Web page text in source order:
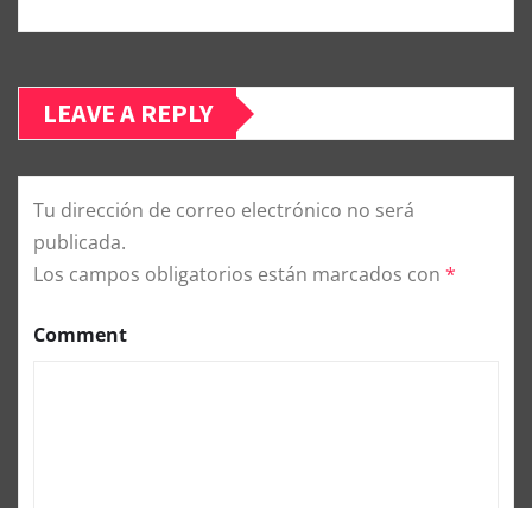
LEAVE A REPLY
Tu dirección de correo electrónico no será
publicada.
Los campos obligatorios están marcados con *
Comment